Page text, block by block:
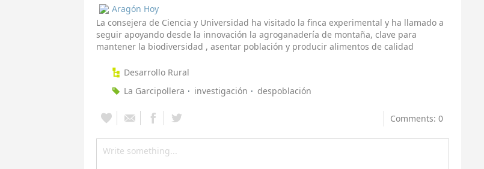
Aragón Hoy
La consejera de Ciencia y Universidad ha visitado la finca experimental y ha llamado a
seguir apoyando desde la innovación la agroganadería de montaña, clave para
mantener la biodiversidad , asentar población y producir alimentos de calidad
Desarrollo Rural
La Garcipollera
investigación despoblación
Comments: 0